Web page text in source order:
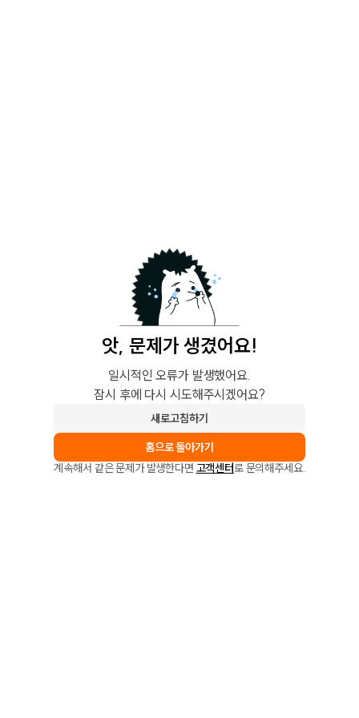
앗, 문제가 생겼어요!
일시적인 오류가 발생했어요.
잠시 후에 다시 시도해주시겠어요?
새로고침하기
홈으로 돌아가기
계속해서 같은 문제가 발생한다면 고객센터로 문의해주세요.